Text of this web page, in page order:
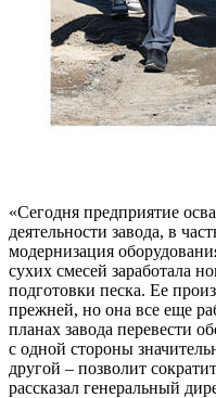
«Сегодня предприятие
деятельности завода, в
модернизация
сухих смесей заработала
подготовки песка. Ее
прежней, но она все еще
планах завода перевести
с одной стороны
другой – позволит
рассказал генеральный